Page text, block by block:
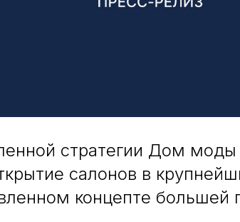
стратегии Дом моды
салонов в
концепте большей